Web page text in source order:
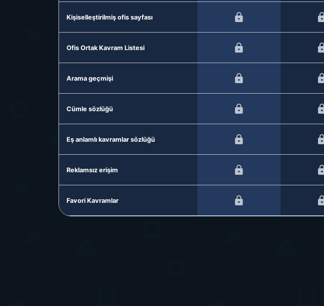
Kişiselleştirilmiş ofis sayfası
Ofis Ortak Kavram Listesi
Arama geçmişi
Cümle sözlüğü
Eş anlamlı kavramlar sözlüğü
Reklamsız erişim
Favori Kavramlar